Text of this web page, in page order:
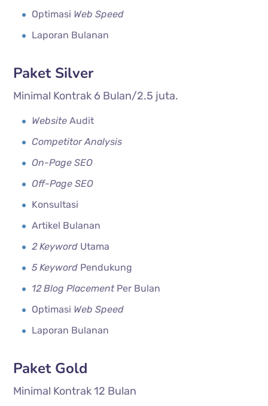
Optimasi Web Speed
Laporan Bulanan
Paket Silver
Minimal Kontrak 6 Bulan/2.5 juta.
Website Audit
Competitor Analysis
On-Page SEO
Off-Page SEO
Konsultasi
Artikel Bulanan
2 Keyword Utama
5 Keyword Pendukung
12 Blog PlacementPer Bulan
Optimasi Web Speed
Laporan Bulanan
Paket Gold
Minimal Kontrak 12 Bulan